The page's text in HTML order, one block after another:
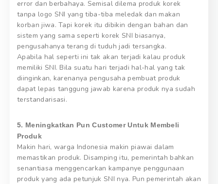
error dan berbahaya. Semisal dilema produk korek
tanpa logo SNI yang tiba-tiba meledak dan makan
korban jiwa. Tapi korek itu dibikin dengan bahan dan
sistem yang sama seperti korek SNI biasanya,
pengusahanya terang di tuduh jadi tersangka.
Apabila hal seperti ini tak akan terjadi kalau produk
memiliki SNI. Bila suatu hari terjadi hal-hal yang tak
diinginkan, karenanya pengusaha pembuat produk
dapat lepas tanggung jawab karena produk nya sudah
terstandarisasi.
5. Meningkatkan Pun Customer Untuk Membeli
Produk
Makin hari, warga Indonesia makin piawai dalam
memastikan produk. Disamping itu, pemerintah bahkan
senantiasa menggencarkan kampanye penggunaan
produk yang ada petunjuk SNI nya. Pun pemerintah akan